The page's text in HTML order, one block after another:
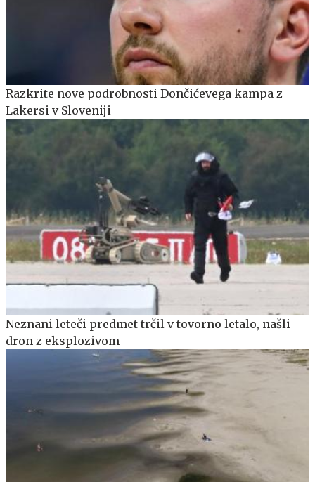
Razkrite nove podrobnosti Dončićevega kampa z
Lakersi v Sloveniji
Neznani leteči predmet trčil v tovorno letalo, našli
dron z eksplozivom